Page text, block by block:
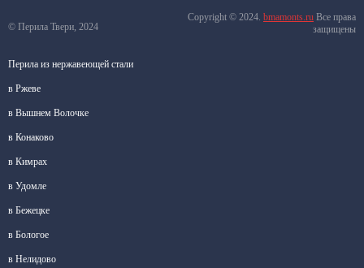
© Перила Твери, 2024
Copyright © 2024. bmamonts.ru Все права
защищены
Перила из нержавеющей стали
в Ржеве
в Вышнем Волочке
в Конаково
в Кимрах
в Удомле
в Бежецке
в Бологое
в Нелидово